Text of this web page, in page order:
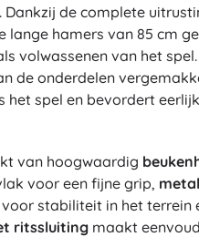
Dankzij de complete
lange hamers van 85 cm
volwassenen van het spel.
de onderdelen
het spel en bevordert eerlijk
van hoogwaardig
voor een fijne grip,
stabiliteit in het terrein
ritssluiting maakt